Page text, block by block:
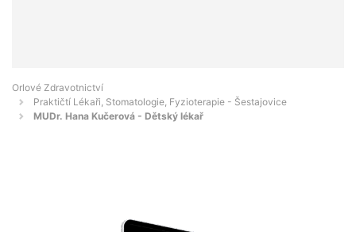
Orlové Zdravotnictví
Praktičtí Lékaři, Stomatologie, Fyzioterapie - Šestajovice
MUDr. Hana Kučerová - Dětský lékař